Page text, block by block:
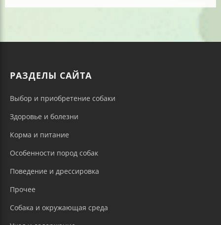
РАЗДЕЛЫ САЙТА
Выбор и приобретение собаки
Здоровье и болезни
Корма и питание
Особенности пород собак
Поведение и дрессировка
Прочее
Собака и окружающая среда